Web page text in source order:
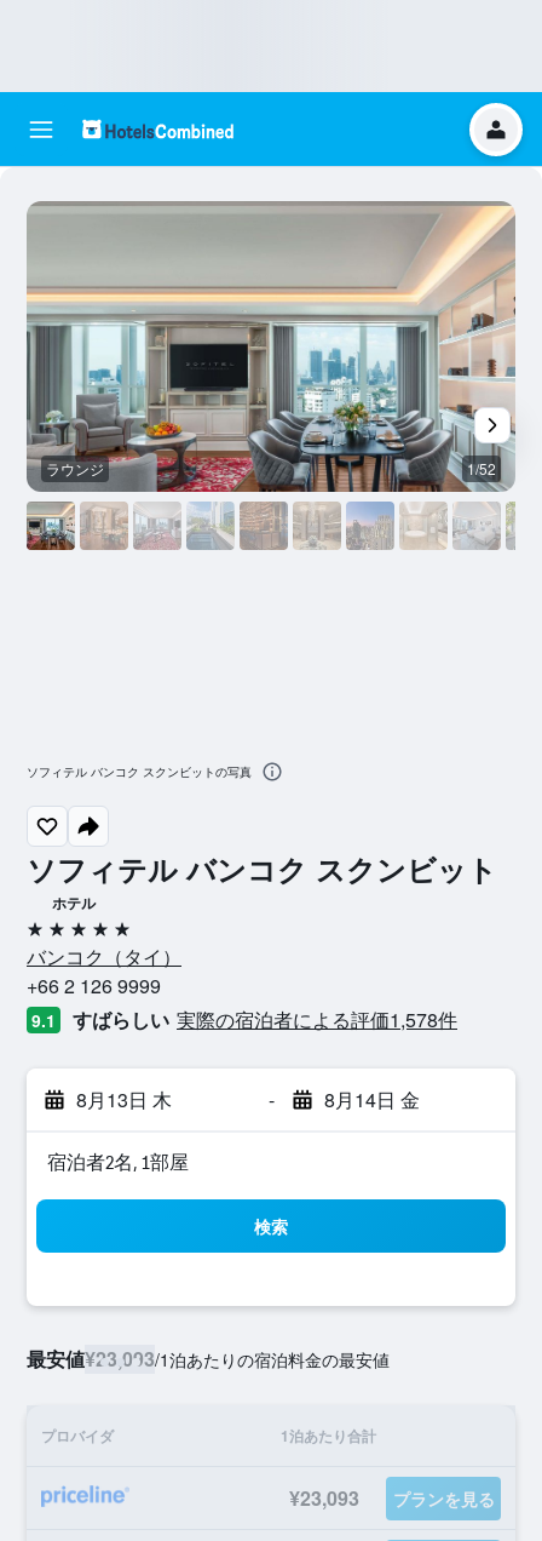
ソフィテル バンコク スクンビット
ホテル
5つ星
バンコク​（タイ​）​
+66 2 126 9999
9.1 すばらしい 実際の宿泊者による評価1,578​件
8月13日 木 - 8月14日 金
宿泊者2名, 1​部屋
検索
最安値¥23,093/1泊あたりの宿泊料金の最安値
プロバイダ 1泊あたり合計
¥23,093 プランを見る
ラウンジ 1/52
ソフィテル バンコク スクンビットの写真